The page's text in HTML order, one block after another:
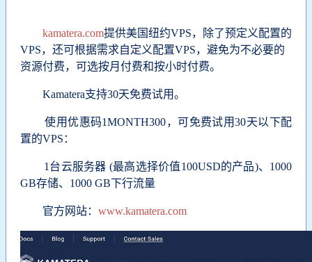
kamatera.com提供美国纽约VPS，除了预定义配置的
VPS，还可根据需求自定义配置VPS， 避免为不必要的
资源付费，可选按月付费和按小时付费。
Kamatera支持30天免费试用。
使用优惠码1MONTH300，可免费试用30天以下配
置的VPS：
1台云服务器 (最高选择价值100USD的产品)、 1000
GB存储、 1000 GB下行流量
官方网站： www.kamatera.com